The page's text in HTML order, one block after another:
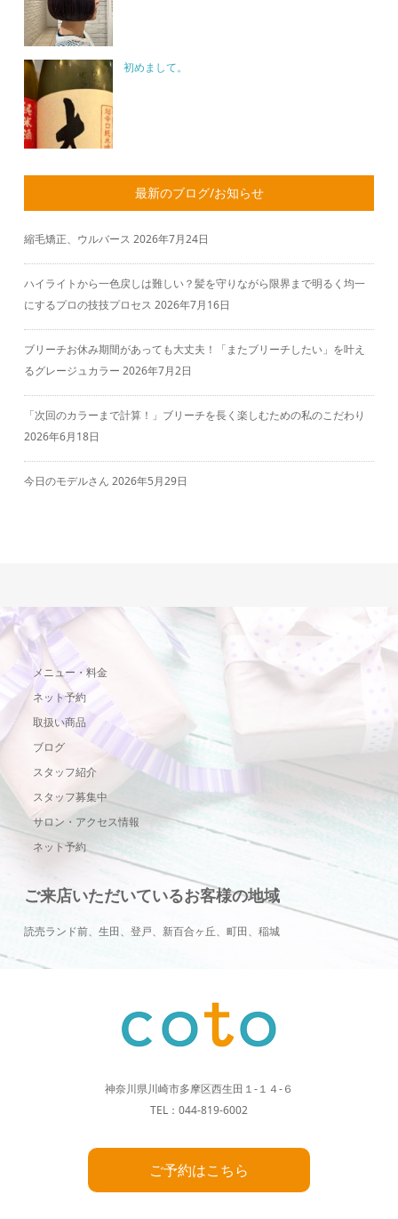
初めまして。
最新のブログ/お知らせ
縮毛矯正、ウルバース 2026年7月24日
ハイライトから一色戻しは難しい？髪を守りながら限界まで明るく均一
にするプロの技技プロセス 2026年7月16日
ブリーチお休み期間があっても大丈夫！「またブリーチしたい」を叶え
るグレージュカラー 2026年7月2日
「次回のカラーまで計算！」ブリーチを長く楽しむための私のこだわり
2026年6月18日
今日のモデルさん 2026年5月29日
メニュー・料金
ネット予約
取扱い商品
ブログ
スタッフ紹介
スタッフ募集中
サロン・アクセス情報
ネット予約
ご来店いただいているお客様の地域
読売ランド前、生田、登戸、新百合ヶ丘、町田、稲城
神奈川県川崎市多摩区西生田１-１４-６
TEL：044-819-6002
ご予約はこちら